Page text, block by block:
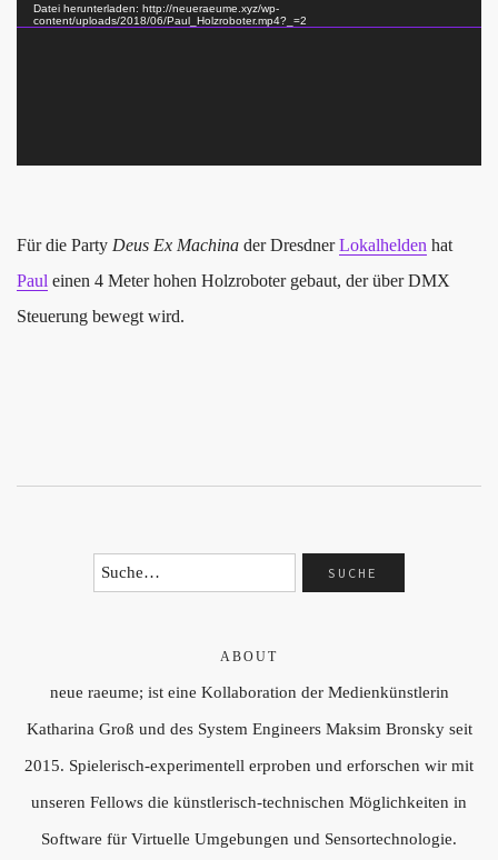
Datei herunterladen: http://neueraeume.xyz/wp-
content/uploads/2018/06/Paul_Holzroboter.mp4?_=2
Für die Party Deus Ex Machina der DresdnerLokalhelden hat
Paul einen 4 Meter hohen Holzroboter gebaut, der über DMX
Steuerung bewegt wird.
ABOUT
neue raeume; ist eine Kollaboration der Medienkünstlerin
Katharina Groß und des System Engineers Maksim Bronsky seit
2015. Spielerisch-experimentell erproben und erforschen wir mit
unseren Fellows die künstlerisch-technischen Möglichkeiten in
Software für Virtuelle Umgebungen und Sensortechnologie.